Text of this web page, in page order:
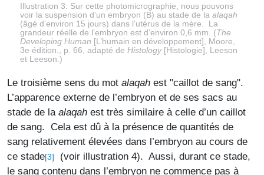
Illustration 3: Sur cette photomicrographie, nous pouvons
voir la suspension d’un embryon (B) au stade de la alaqah
(âgé d’environ 15 jours) dans l’utérus de la mère. La
grandeur réelle de l’embryon est d’environ 0,6 mm. (The
Developing Human [L’humain en développement], Moore,
3e édition., p. 66, adapté de Histology[Histologie], Leeson
et Leeson.)
Le troisième sens du mot alaqah est "caillot de sang".
L’apparence externe de l’embryon et de ses sacs au
stade de la alaqah est très similaire à celle d’un caillot
de sang. Cela est dû à la présence de quantités de
sang relativement élevées dans l’embryon au cours de
ce stade[3]
(voir illustration 4). Aussi, durant ce stade,
le sang contenu dans l’embryon ne commence pas à